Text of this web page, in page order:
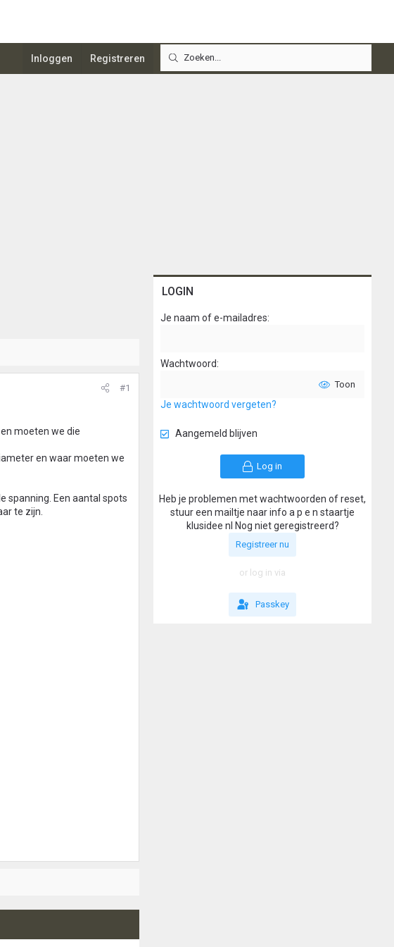
Inloggen Registreren
#1
moeten we die
en waar moeten we
spanning. Een aantal spots
te zijn.
LOGIN
Je naam of e-mailadres
Wachtwoord
Toon
Je wachtwoord vergeten?
Aangemeld blijven
Log in
Heb je problemen met wachtwoorden of reset,
stuur een mailtje naar info a p e n staartje
klusidee nl Nog niet geregistreerd?
Registreer nu
or log in via
Passkey